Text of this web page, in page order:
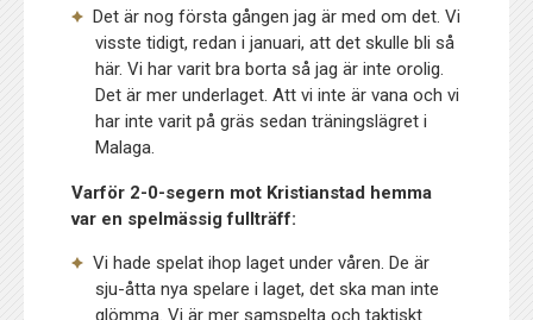
Det är nog första gången jag är med om det. Vi
visste tidigt, redan i januari, att det skulle bli så
här. Vi har varit bra borta så jag är inte orolig.
Det är mer underlaget. Att vi inte är vana och vi
har inte varit på gräs sedan träningslägret i
Malaga.
Varför 2-0-segern mot Kristianstad hemma
var en spelmässig fullträff:
Vi hade spelat ihop laget under våren. De är
sju-åtta nya spelare i laget, det ska man inte
glömma. Vi är mer samspelta och taktiskt